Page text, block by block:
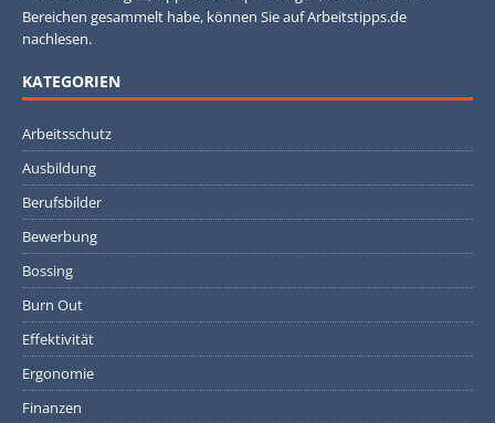
Bereichen gesammelt habe, können Sie auf Arbeitstipps.de
nachlesen.
KATEGORIEN
Arbeitsschutz
Ausbildung
Berufsbilder
Bewerbung
Bossing
Burn Out
Effektivität
Ergonomie
Finanzen